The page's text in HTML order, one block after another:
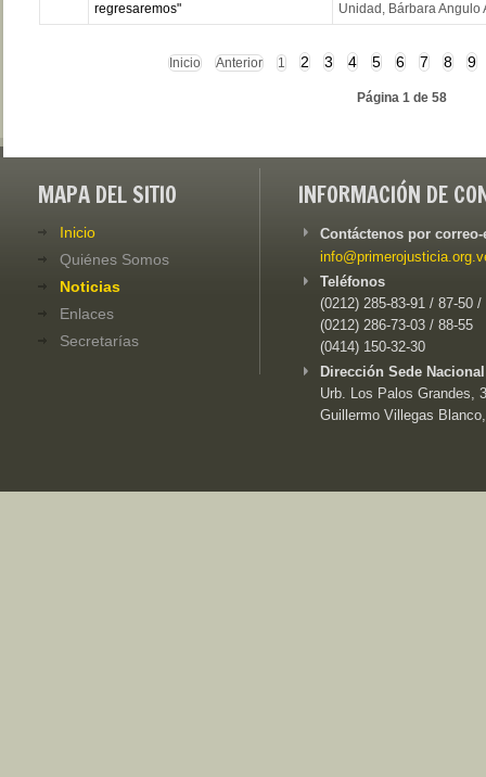
regresaremos"
Unidad, Bárbara Angulo
Inicio Anterior 1 2 3 4 5 6 7 8 9
Página 1 de 58
MAPA DEL SITIO
Inicio
Quiénes Somos
Noticias
Enlaces
Secretarías
INFORMACIÓN DE
Contáctenos por
Teléfonos
(0212) 285-83-91 / 87-50 /
(0212) 286-73-03 / 88-55
(0414) 150-32-30
Dirección Sede
Urb. Los Palos Grandes,
Guillermo Villegas